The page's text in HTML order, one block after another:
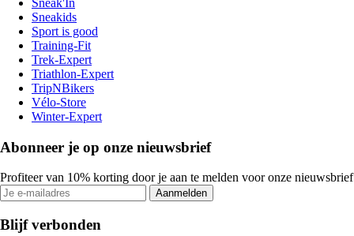
Sneak'In
Sneakids
Sport is good
Training-Fit
Trek-Expert
Triathlon-Expert
TripNBikers
Vélo-Store
Winter-Expert
Abonneer je op onze nieuwsbrief
Profiteer van 10% korting door je aan te melden voor onze nieuwsbrief
Aanmelden
Blijf verbonden